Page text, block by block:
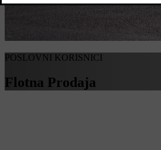
POSLOVNI KORISNICI
Flotna Prodaja